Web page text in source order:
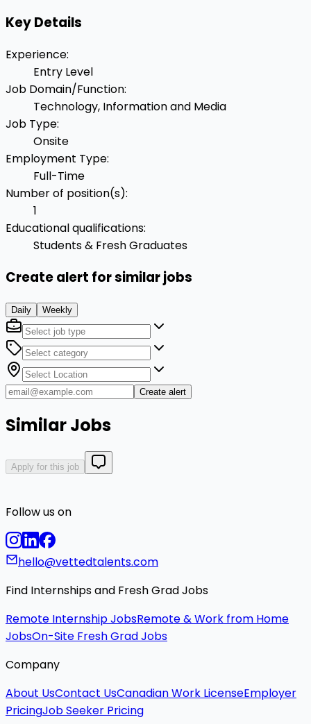
Key Details
Experience:
Entry Level
Job Domain/Function:
Technology, Information and Media
Job Type:
Onsite
Employment Type:
Full-Time
Number of position(s):
1
Educational qualifications:
Students & Fresh Graduates
Create alert for similar jobs
Daily Weekly
Create alert
Similar Jobs
Apply for this job
Follow us on
hello@vettedtalents.com
Find Internships and Fresh Grad Jobs
Remote Internship JobsRemote & Work from Home
JobsOn-Site Fresh Grad Jobs
Company
About UsContact UsCanadian Work LicenseEmployer
PricingJob Seeker Pricing